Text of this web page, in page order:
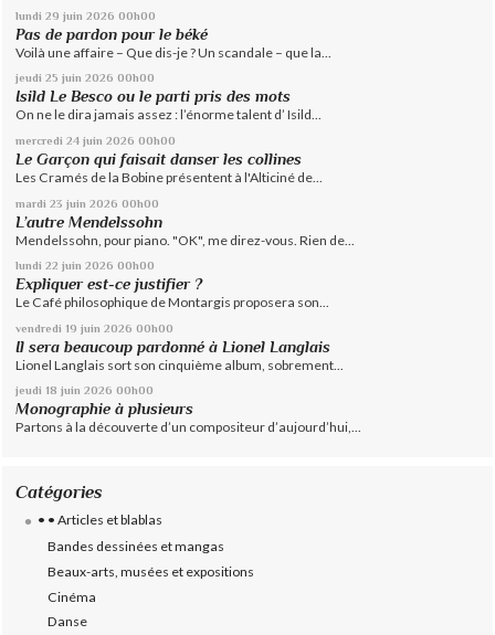
lundi 29 juin 2026 00h00
Pas de pardon pour le béké
Voilà une affaire – Que dis-je ? Un scandale – que la...
jeudi 25 juin 2026 00h00
Isild Le Besco ou le parti pris des mots
On ne le dira jamais assez : l’énorme talent d’ Isild...
mercredi 24 juin 2026 00h00
Le Garçon qui faisait danser les collines
Les Cramés de la Bobine présentent à l'Alticiné de...
mardi 23 juin 2026 00h00
L’autre Mendelssohn
Mendelssohn, pour piano. "OK", me direz-vous. Rien de...
lundi 22 juin 2026 00h00
Expliquer est-ce justifier ?
Le Café philosophique de Montargis proposera son...
vendredi 19 juin 2026 00h00
Il sera beaucoup pardonné à Lionel Langlais
Lionel Langlais sort son cinquième album, sobrement...
jeudi 18 juin 2026 00h00
Monographie à plusieurs
Partons à la découverte d’un compositeur d’aujourd’hui,...
Catégories
• • Articles et blablas
Bandes dessinées et mangas
Beaux-arts, musées et expositions
Cinéma
Danse